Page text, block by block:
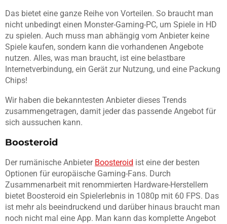
Das bietet eine ganze Reihe von Vorteilen. So braucht man
nicht unbedingt einen Monster-Gaming-PC, um Spiele in HD
zu spielen. Auch muss man abhängig vom Anbieter keine
Spiele kaufen, sondern kann die vorhandenen Angebote
nutzen. Alles, was man braucht, ist eine belastbare
Internetverbindung, ein Gerät zur Nutzung, und eine Packung
Chips!
Wir haben die bekanntesten Anbieter dieses Trends
zusammengetragen, damit jeder das passende Angebot für
sich aussuchen kann.
Boosteroid
Der rumänische Anbieter Boosteroid ist eine der besten
Optionen für europäische Gaming-Fans. Durch
Zusammenarbeit mit renommierten Hardware-Herstellern
bietet Boosteroid ein Spielerlebnis in 1080p mit 60 FPS. Das
ist mehr als beeindruckend und darüber hinaus braucht man
noch nicht mal eine App. Man kann das komplette Angebot